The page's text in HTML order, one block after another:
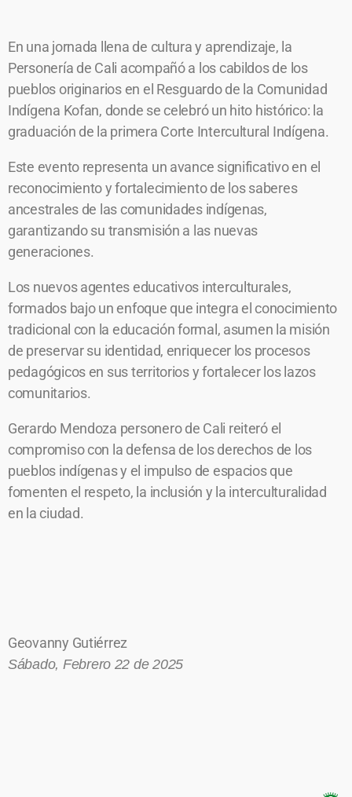
En una jornada llena de cultura y aprendizaje, la
Personería de Cali acompañó a los cabildos de los
pueblos originarios en el Resguardo de la Comunidad
Indígena Kofan, donde se celebró un hito histórico: la
graduación de la primera Corte Intercultural Indígena.
Este evento representa un avance significativo en el
reconocimiento y fortalecimiento de los saberes
ancestrales de las comunidades indígenas,
garantizando su transmisión a las nuevas
generaciones.
Los nuevos agentes educativos interculturales,
formados bajo un enfoque que integra el conocimiento
tradicional con la educación formal, asumen la misión
de preservar su identidad, enriquecer los procesos
pedagógicos en sus territorios y fortalecer los lazos
comunitarios.
Gerardo Mendoza personero de Cali reiteró el
compromiso con la defensa de los derechos de los
pueblos indígenas y el impulso de espacios que
fomenten el respeto, la inclusión y la interculturalidad
en la ciudad.
Geovanny Gutiérrez
Sábado, Febrero 22 de 2025